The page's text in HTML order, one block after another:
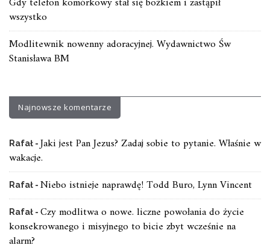
wszystko
Modlitewnik nowenny adoracyjnej. Wydawnictwo Św
Stanisława BM
Najnowsze komentarze
Rafał - Jaki jest Pan Jezus? Zadaj sobie to pytanie. Właśnie w
wakacje.
Rafał - Niebo istnieje naprawdę! Todd Buro, Lynn Vincent
Rafał - Czy modlitwa o nowe. liczne powołania do życie
konsekrowanego i misyjnego to bicie zbyt wcześnie na
alarm?